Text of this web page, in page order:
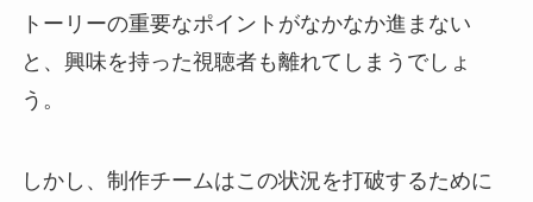
トーリーの重要なポイントがなかなか進まない
と、興味を持った視聴者も離れてしまうでしょ
う。
しかし、制作チームはこの状況を打破するために